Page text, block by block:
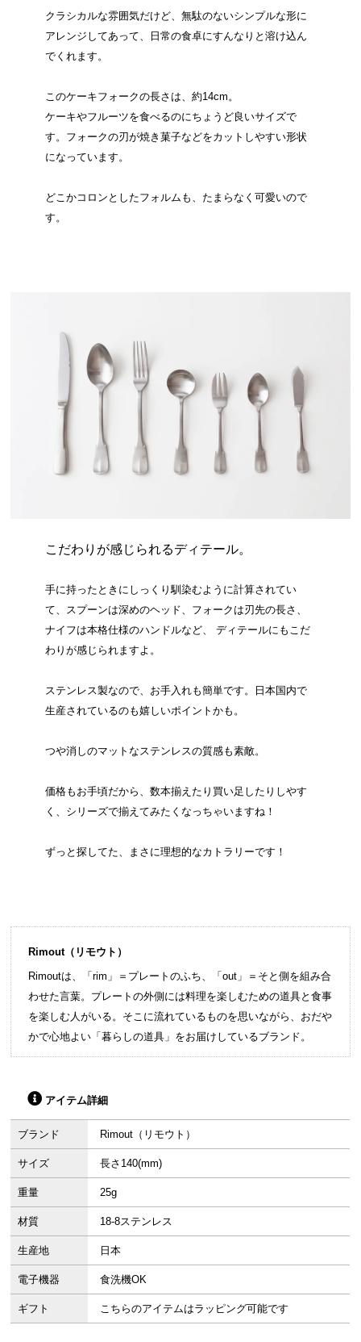
クラシカルな雰囲気だけど、無駄のないシンプルな形に
アレンジしてあって、日常の食卓にすんなりと溶け込ん
でくれます。
このケーキフォークの長さは、約14cm。
ケーキやフルーツを食べるのにちょうど良いサイズで
す。フォークの刃が焼き菓子などをカットしやすい形状
になっています。
どこかコロンとしたフォルムも、たまらなく可愛いので
す。
こだわりが感じられるディテール。
手に持ったときにしっくり馴染むように計算されてい
て、スプーンは深めのヘッド、フォークは刃先の長さ、
ナイフは本格仕様のハンドルなど、 ディテールにもこだ
わりが感じられますよ。
ステンレス製なので、お手入れも簡単です。日本国内で
生産されているのも嬉しいポイントかも。
つや消しのマットなステンレスの質感も素敵。
価格もお手頃だから、数本揃えたり買い足したりしやす
く、シリーズで揃えてみたくなっちゃいますね！
ずっと探してた、まさに理想的なカトラリーです！
Rimout（リモウト）
Rimoutは、「rim」＝プレートのふち、「out」＝そと側を組み合
わせた言葉。プレートの外側には料理を楽しむための道具と食事
を楽しむ人がいる。そこに流れているものを思いながら、おだや
かで心地よい「暮らしの道具」をお届けしているブランド。
アイテム詳細
ブランド Rimout（リモウト）
サイズ 長さ140(mm)
重量 25g
材質 18-8ステンレス
生産地 日本
電子機器 食洗機OK
ギフト こちらのアイテムはラッピング可能です